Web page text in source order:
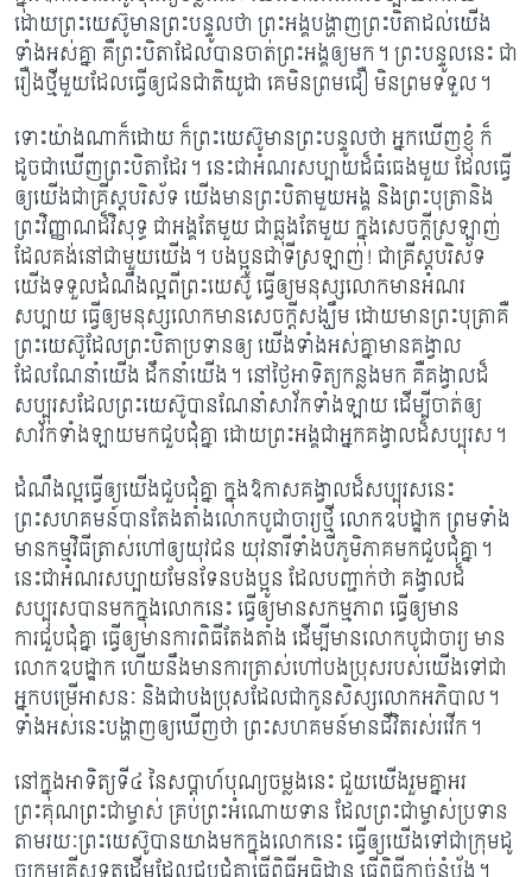
ដោយព្រះយេស៊ូមានព្រះបន្ទូលថា ព្រះ​អង្គបង្ហាញព្រះបិតាដល់យើង
ទាំងអស់គ្នា គឺព្រះបិតាដែលបានចាត់ព្រះអង្គឲ្យមក។ ​ព្រះ​បន្ទូលនេះ ជា
រឿងថ្មីមួយដែលធ្វើឲ្យជនជាតិយូដា គេមិនព្រមជឿ មិនព្រម​​ទទួល​។
ទោះយ៉ាងណាក៏ដោយ ក៏ព្រះយេស៊ូមានព្រះបន្ទូលថា អ្នកឃើញខ្ញុំ ក៏
ដូចជាឃើញព្រះបិតាដែរ។ នេះ​ជា​អំណរ​សប្បាយដ៏ធំធេងមួយ ដែលធ្វើ
ឲ្យយើងជាគ្រីស្តបរិស័ទ យើងមានព្រះបិតាមួយអង្គ និងព្រះបុត្រានិង​
ព្រះ​វិញ្ញាណដ៏វិសុទ្ធ ជាអង្គតែមួយ ជាធ្លុងតែមួយ ក្នុងសេចក្ដីស្រឡាញ់
ដែលគង់នៅជាមួយយើង។ បងប្អូ​ន​ជា​​ទីស្រឡាញ់! ជាគ្រីស្តបរិស័ទ
យើងទទួលដំណឹងល្អពីព្រះយេស៊ូ ធ្វើឲ្យមនុស្សលោកមាន​អំណរ​
សប្បាយ ធ្វើឲ្យមនុស្សលោកមានសេចក្ដីសង្ឃឹម ដោយ​មាន​ព្រះបុត្រា​គឺ​
ព្រះយេស៊ូដែលព្រះបិតា​ប្រទាន​ឲ្យ​ យើង​ទាំង​អស់គ្នាមានគង្វាល
ដែលណែ​នាំ​យើង ដឹកនាំយើង។ នៅថ្ងៃអាទិត្យកន្លងមក គឺគង្វាលដ៏
សប្បុរសដែល​ព្រះយេ​ស៊ូបានណែនាំសាវ័កទាំងឡាយ ដើម្បីចាត់ឲ្យ​
សាវ័ក​ទាំង​ឡាយមកជួបជុំគ្នា ដោយ​​ព្រះអង្គ​ជា​អ្នក​គង្វាលដ៏សប្បុរស។
ដំណឹងល្អធ្វើឲ្យយើងជួបជុំគ្នា ក្នុងឱកាសគង្វាលដ៏សប្បុរសនេះ
ព្រះសហគមន៍​បាន​តែងតាំងលោក​បូជា​ចារ្យថ្មី លោកឧបដ្ឋាក ព្រមទាំង
មានកម្មវិធីត្រាស់ហៅឲ្យយុវជន យុវនារីទាំងបីភូមិភាគមកជួបជុំគ្នា។
នេះ​ជា​អំណរសប្បាយមែនទែនបងប្អូន ដែលបញ្ជាក់ថា គង្វាលដ៏
សប្បុរសបានមកក្នុងលោកនេះ ធ្វើឲ្យមា​ន​សកម្ម​ភាព ធ្វើឲ្យមាន
ការជួបជុំគ្នា ធ្វើឲ្យមានការពិធីតែងតាំង ដើម្បីមានលោកបូជាចារ្យ មាន
លោក​ឧបដ្ឋាក ហើយនឹងមានការត្រាស់ហៅបងប្រុសរបស់យើងទៅជា
អ្នកបម្រើអាសនៈ និងជាបងប្រុសដែល​ជាកូនសិស្សលោកអភិបាល។
ទាំងអស់នេះបង្ហាញឲ្យឃើញថា ព្រះសហគមន៍មានជីវិតរស់រវើក។
នៅក្នុងអាទិត្យទី៤ នៃសប្ដាហ៍បុណ្យចម្លងនេះ ជួយយើងរួមគ្នាអរ
ព្រះគុណព្រះជាម្ចាស់ គ្រប់​ព្រះអំ​ណោយ​ទាន ដែលព្រះជាម្ចាស់ប្រទាន
តាមរយៈព្រះយេស៊ូបានយាងមកក្នុងលោកនេះ ធ្វើឲ្យយើងទៅជា​ក្រុម​​ដូ​